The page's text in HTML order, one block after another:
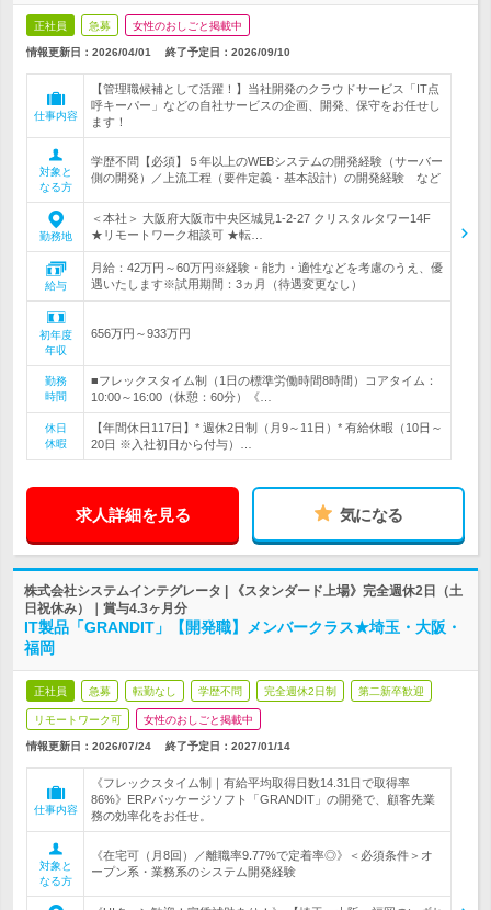
正社員 急募 女性のおしごと掲載中
情報更新日：2026/04/01 終了予定日： 2026/09/10
仕事内容
【管理職候補として活躍！】当社開発のクラウドサービス「IT点
呼キーパー」などの自社サービスの企画、開発、保守をお任せし
ます！
対象と
なる方
学歴不問【必須】５年以上のWEBシステムの開発経験（サーバー
側の開発）／上流工程（要件定義・基本設計）の開発経験 など
勤務地
＜本社＞ 大阪府大阪市中央区城見1-2-27 クリスタルタワー14F
★リモートワーク相談可 ★転…
給与
月給：42万円～60万円※経験・能力・適性などを考慮のうえ、優
遇いたします※試用期間：3ヵ月（待遇変更なし）
初年度
年収
656万円～933万円
勤務
時間
■フレックスタイム制（1日の標準労働時間8時間）コアタイム：
10:00～16:00（休憩：60分）《…
休日
休暇
【年間休日117日】* 週休2日制（月9～11日）* 有給休暇（10日～
20日 ※入社初日から付与）…
求人詳細を見る 気になる
株式会社システムインテグレータ | 《スタンダード上場》完全週休2日（土
日祝休み）｜賞与4.3ヶ月分
IT製品「GRANDIT」【開発職】メンバークラス★埼玉・大阪・
福岡
正社員 急募 転勤なし 学歴不問 完全週休2日制 第二新卒歓迎
リモートワーク可 女性のおしごと掲載中
情報更新日：2026/07/24 終了予定日： 2027/01/14
仕事内容
《フレックスタイム制｜有給平均取得日数14.31日で取得率
86%》ERPパッケージソフト「GRANDIT」の開発で、顧客先業
務の効率化をお任せ。
対象と
なる方
《在宅可（月8回）／離職率9.77%で定着率◎》＜必須条件＞オ
ープン系・業務系のシステム開発経験